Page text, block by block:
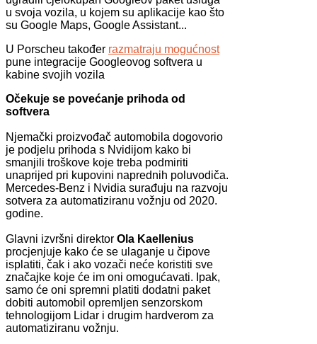
u svoja vozila, u kojem su aplikacije kao što
su Google Maps, Google Assistant...
U Porscheu također razmatraju mogućnost
pune integracije Googleovog softvera u
kabine svojih vozila
Očekuje se povećanje prihoda od
softvera
Njemački proizvođač automobila dogovorio
je podjelu prihoda s Nvidijom kako bi
smanjili troškove koje treba podmiriti
unaprijed pri kupovini naprednih poluvodiča.
Mercedes-Benz i Nvidia surađuju na razvoju
sotvera za automatiziranu vožnju od 2020.
godine.
Glavni izvršni direktor Ola Kaellenius
procjenjuje kako će se ulaganje u čipove
isplatiti, čak i ako vozači neće koristiti sve
značajke koje će im oni omogućavati. Ipak,
samo će oni spremni platiti dodatni paket
dobiti automobil opremljen senzorskom
tehnologijom Lidar i drugim hardverom za
automatiziranu vožnju.